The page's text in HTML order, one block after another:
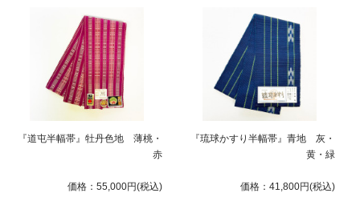
『道屯半幅帯』牡丹色地 薄桃・
赤
価格：55,000円(税込)
『琉球かすり半幅帯』青地 灰・
黄・緑
価格：41,800円(税込)